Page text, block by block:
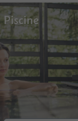
Piscine